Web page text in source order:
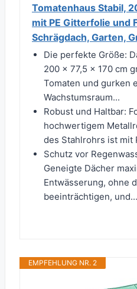
Tomatenhaus Stabil,
mit PE Gitterfolie und
Schrägdach, Garten,
Die perfekte Größe:
200 x 77,5 x 170 cm
Tomaten und gurken
Wachstumsraum...
Robust und Haltbar:
hochwertigem
des Stahlrohrs ist mit
Schutz vor
Geneigte Dächer
Entwässerung, ohne
beeinträchtigen, und...
EMPFEHLUNG NR. 2